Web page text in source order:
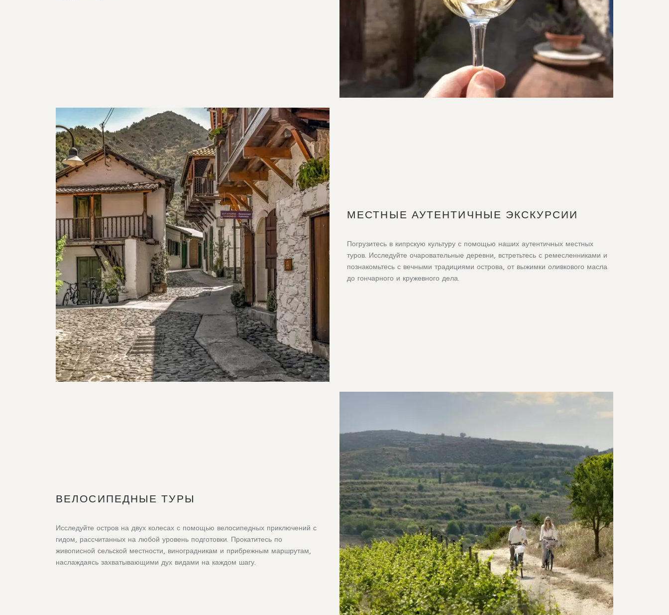
МЕСТНЫЕ АУТЕНТИЧНЫЕ ЭКСКУРСИИ
Погрузитесь в кипрскую культуру с помощью наших аутентичных местных
туров. Исследуйте очаровательные деревни, встретьтесь с ремесленниками и
познакомьтесь с вечными традициями острова, от выжимки оливкового масла
до гончарного и кружевного дела.
ВЕЛОСИПЕДНЫЕ ТУРЫ
Исследуйте остров на двух колесах с помощью велосипедных приключений с
гидом, рассчитанных на любой уровень подготовки. Прокатитесь по
живописной сельской местности, виноградникам и прибрежным маршрутам,
наслаждаясь захватывающими дух видами на каждом шагу.